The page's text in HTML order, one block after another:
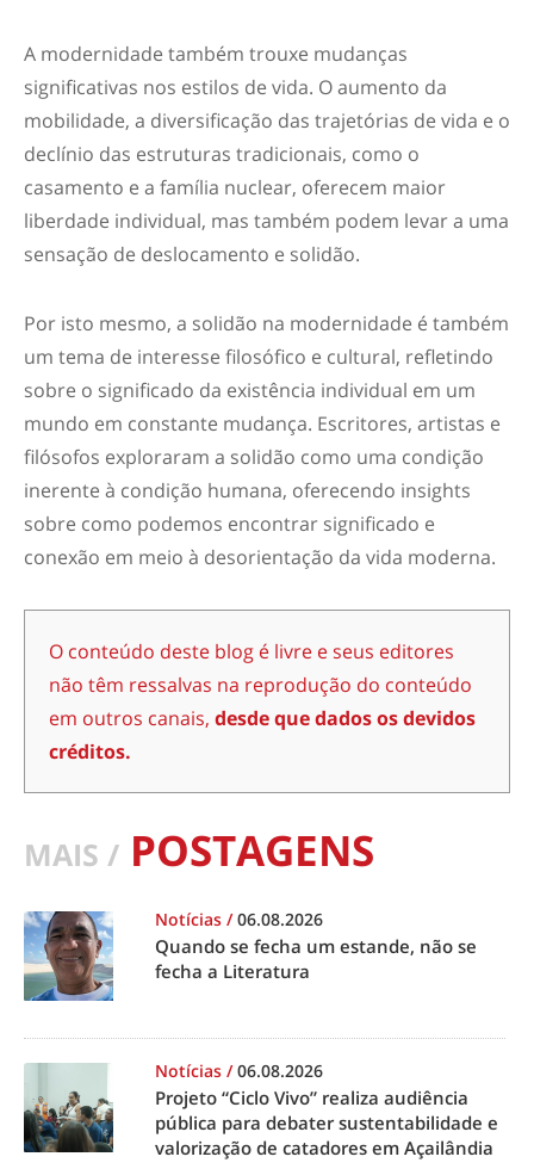
A modernidade também trouxe mudanças
significativas nos estilos de vida. O aumento da
mobilidade, a diversificação das trajetórias de vida e o
declínio das estruturas tradicionais, como o
casamento e a família nuclear, oferecem maior
liberdade individual, mas também podem levar a uma
sensação de deslocamento e solidão.
Por isto mesmo, a solidão na modernidade é também
um tema de interesse filosófico e cultural, refletindo
sobre o significado da existência individual em um
mundo em constante mudança. Escritores, artistas e
filósofos exploraram a solidão como uma condição
inerente à condição humana, oferecendo insights
sobre como podemos encontrar significado e
conexão em meio à desorientação da vida moderna.
O conteúdo deste blog é livre e seus editores
não têm ressalvas na reprodução do conteúdo
em outros canais, desde que dados os devidos
créditos.
MAIS / POSTAGENS
Notícias /06.08.2026
Quando se fecha um estande, não se
fecha a Literatura
Notícias /06.08.2026
Projeto “Ciclo Vivo” realiza audiência
pública para debater sustentabilidade e
valorização de catadores em Açailândia